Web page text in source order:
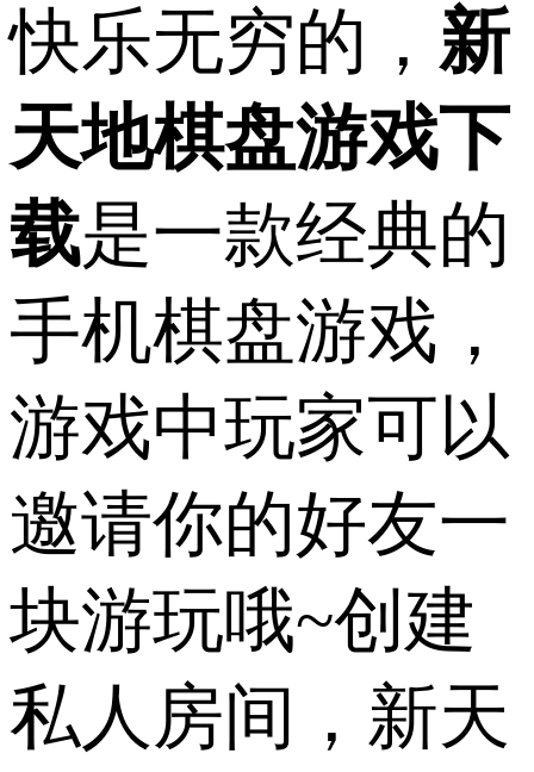
快乐无穷的， 新
天地棋盘游戏下
载是一款经典的
手机棋盘游戏，
游戏中玩家可以
邀请你的好友一
块游玩哦~创建
私人房间，新天